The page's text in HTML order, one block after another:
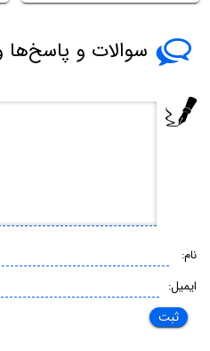
سوالات و پاسخ‌ها
نام:
ایمیل: